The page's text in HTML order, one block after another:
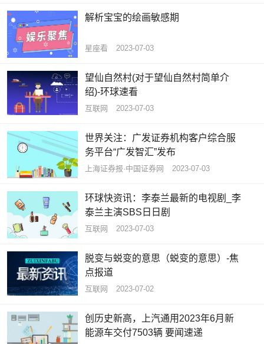
解析宝宝的绘画敏感期
星座看 2023-07-03
望仙自然村(对于望仙自然村简单介
绍)-环球速看
互联网 2023-07-03
世界关注：广发证券机构客户综合服
务平台“广发智汇”发布
上海证券报·中国证券网 2023-07-03
环球快资讯：李泰兰最新的电视剧_李
泰兰主演SBS日日剧
互联网 2023-07-03
脱变与蜕变的意思（蜕变的意思）-焦
点报道
互联网 2023-07-02
创历史新高，上汽通用2023年6月新
能源车交付7503辆 要闻速递